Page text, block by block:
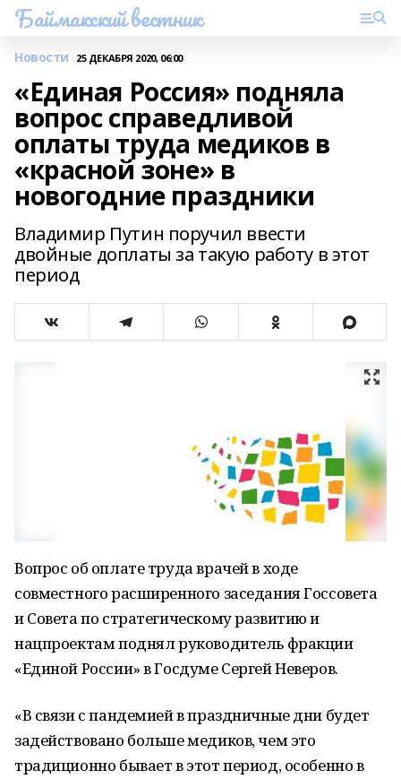
Баймакский вестник
Новости 25 ДЕКАБРЯ 2020, 06:00
«Единая Россия» подняла
вопрос справедливой
оплаты труда медиков в
«красной зоне» в
новогодние праздники
Владимир Путин поручил ввести
двойные доплаты за такую работу в этот
период
Вопрос об оплате труда врачей в ходе
совместного расширенного заседания Госсовета
и Совета по стратегическому развитию и
нацпроектам поднял руководитель фракции
«Единой России» в Госдуме Сергей Неверов.
«В связи с пандемией в праздничные дни будет
задействовано больше медиков, чем это
традиционно бывает в этот период, особенно в